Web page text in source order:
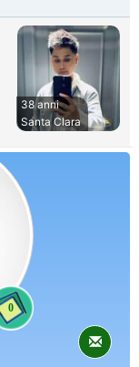
38 anni
Santa Clara
0